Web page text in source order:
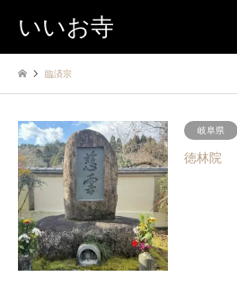
いいお寺
臨済宗
岐阜県
徳林院